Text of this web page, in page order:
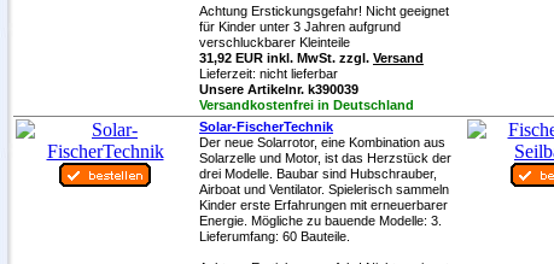
Achtung Erstickungsgefahr! Nicht geeignet
für Kinder unter 3 Jahren aufgrund
verschluckbarer Kleinteile
31,92 EUR inkl. MwSt. zzgl. Versand
Lieferzeit: nicht lieferbar
Unsere Artikelnr. k390039
Versandkostenfrei in Deutschland
Solar-FischerTechnik
Der neue Solarrotor, eine Kombination aus
Solarzelle und Motor, ist das Herzstück der
drei Modelle. Baubar sind Hubschrauber,
Airboat und Ventilator. Spielerisch sammeln
Kinder erste Erfahrungen mit erneuerbarer
Energie. Mögliche zu bauende Modelle: 3.
Lieferumfang: 60 Bauteile.